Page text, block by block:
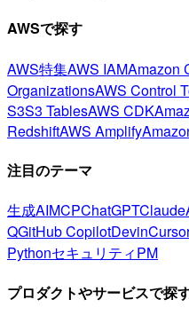
AWSで探す
AWS特集AWS IAMAmazon
OrganizationsAWS Control
S3S3 TablesAWS CDK
RedshiftAWS Amplify
注目のテーマ
生成AIMCPChatGPTClaude
QGitHub CopilotDevin
PythonセキュリティPM
プロダクトやサービスで探